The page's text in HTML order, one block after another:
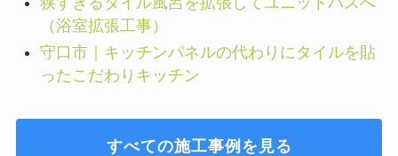
（浴室拡張工事）
守口市｜キッチンパネルの代わりにタイルを貼
ったこだわりキッチン
すべての施工事例を見る